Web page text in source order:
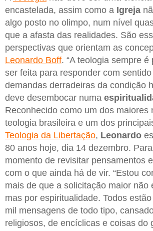
encastelada, assim como a Igreja
algo posto no olimpo, num nível
que a afasta das realidades. São
perspectivas que orientam as
Leonardo Boff. “A teologia sempre
ser feita para responder com
demandas derradeiras da condição
deve desembocar numa
Reconhecido como um dos maiores
teologia brasileira e um dos
Teologia da Libertação, Leonardo
80 anos hoje, dia 14 dezembro.
momento de revisitar pensamentos
com o que ainda há de vir. “Estou
mais de que a solicitação maior não
mas por espiritualidade. Todos
mil mensagens de todo tipo,
religiosos, de encíclicas e coisas do